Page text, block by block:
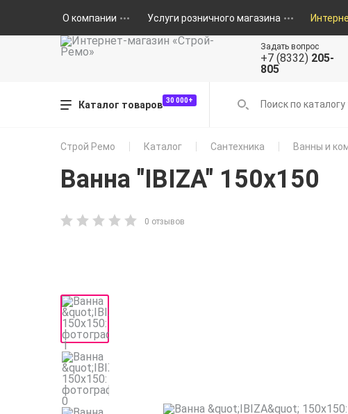
О компании Услуги розничного магазина
Задать вопрос
+7 (8332) 205-
805
Каталог товаров 30 000+
Строй Ремо Каталог Сантехника Ванны и
Ванна "IBIZA" 150х150
0 отзывов